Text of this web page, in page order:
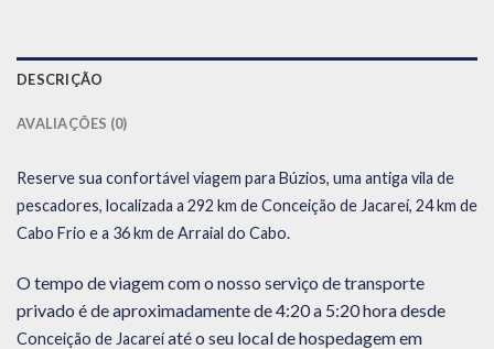
DESCRIÇÃO
AVALIAÇÕES (0)
Reserve sua confortável viagem para Búzios, uma antiga vila de
pescadores, localizada a 292 km de Conceição de Jacareí, 24 km de
Cabo Frio e a 36 km de Arraial do Cabo.
O tempo de viagem com o nosso serviço de transporte
privado é de aproximadamente de 4:20 a 5:20 hora desde
Conceição de Jacareíaté o seu local de hospedagem em